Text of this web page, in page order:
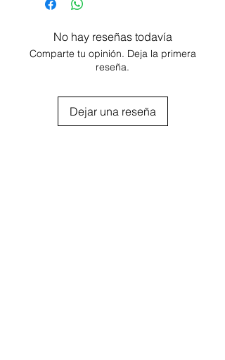
No hay reseñas todavía
Comparte tu opinión. Deja la primera
reseña.
Dejar una reseña